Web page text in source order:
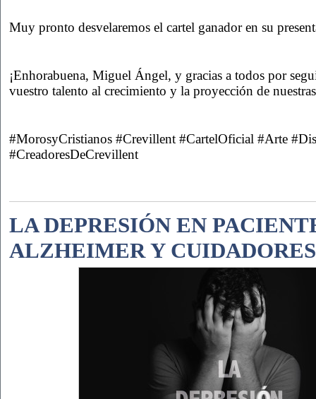
Muy pronto desvelaremos el cartel ganador en su
¡Enhorabuena, Miguel Ángel, y gracias a todos por
vuestro talento al crecimiento y la proyección de
#MorosyCristianos #Crevillent #CartelOficial #Arte
#CreadoresDeCrevillent
LA DEPRESIÓN EN
ALZHEIMER Y CUIDADORES